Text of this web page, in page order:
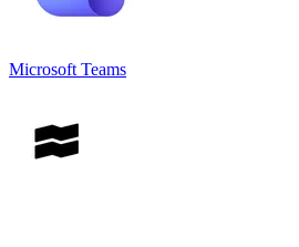
Microsoft Teams